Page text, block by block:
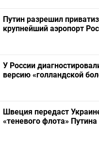
Путин разрешил
крупнейший аэропорт
У России
версию «голландской
Швеция передаст
«теневого флота» Путина